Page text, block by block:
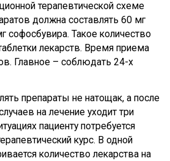
терапевтической схеме
должна составлять 60 мг
софосбувира. Такое количество
лекарств. Время приема
Главное – соблюдать 24-х
препараты не натощак, а после
на лечение уходит три
пациенту потребуется
курс. В одной
количество лекарства на